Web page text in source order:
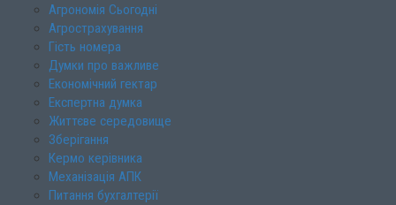
Агрономія Сьогодні
Агрострахування
Гість номера
Думки про важливе
Економічний гектар
Експертна думка
Життєве середовище
Зберігання
Кермо керівника
Механізація АПК
Питання бухгалтерії